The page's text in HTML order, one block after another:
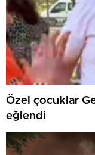
Özel çocuklar
eğlendi